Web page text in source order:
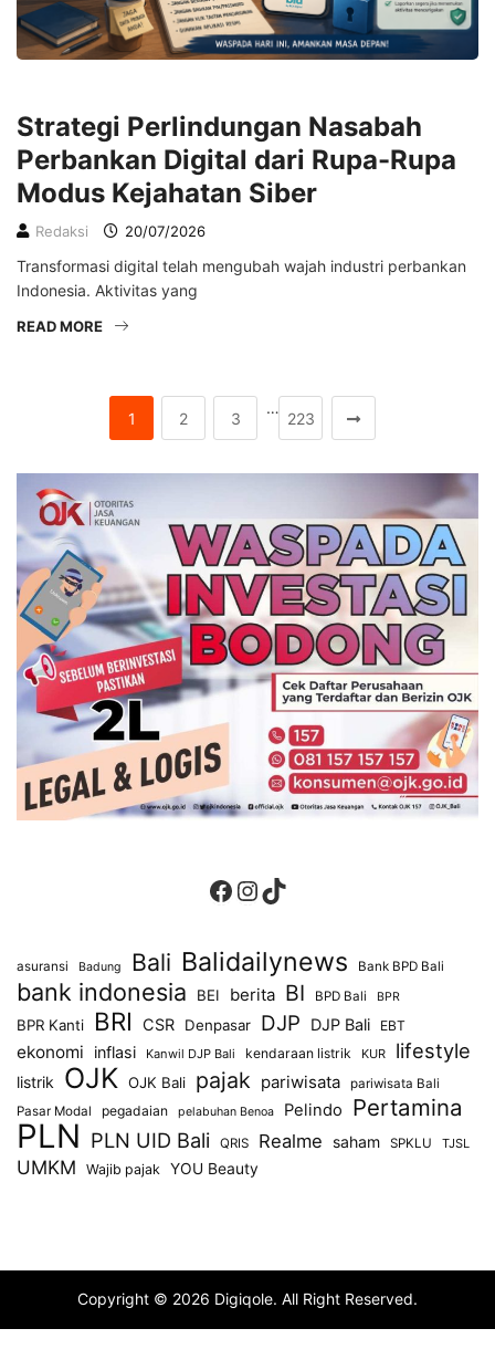
Strategi Perlindungan Nasabah
Perbankan Digital dari Rupa-Rupa
Modus Kejahatan Siber
Redaksi 20/07/2026
Transformasi digital telah mengubah wajah industri perbankan
Indonesia. Aktivitas yang
READ MORE
1 2 3
…
223
Facebook
Instagram
TikTok
asuransi Badung Bali Balidailynews Bank BPD Bali
bank indonesia BEI berita BI BPD Bali BPR
BPR Kanti BRI CSR Denpasar DJP DJP Bali EBT
ekonomi inflasi Kanwil DJP Bali kendaraan listrik KUR lifestyle
listrik OJK OJK Bali pajak pariwisata
pariwisata Bali
Pasar Modal
pegadaian pelabuhan Benoa Pelindo Pertamina
PLN PLN UID Bali QRIS Realme saham SPKLU TJSL
UMKM Wajib pajak YOU Beauty
Copyright © 2026 Digiqole. All Right Reserved.